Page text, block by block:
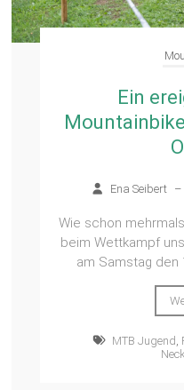
Ein
Ena Seibert –
Wie schon
beim Wettkampf
am Samstag den
MTB Jugend ,